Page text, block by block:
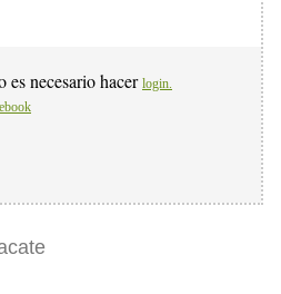
es necesario hacer login.